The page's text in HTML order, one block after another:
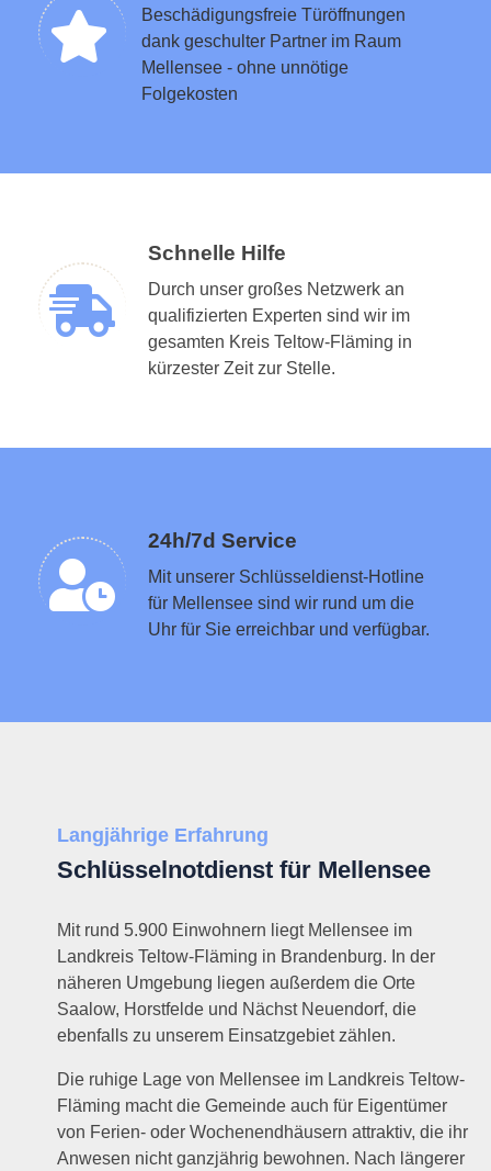
Beschädigungsfreie Türöffnungen
dank geschulter Partner im Raum
Mellensee - ohne unnötige
Folgekosten
Schnelle Hilfe
Durch unser großes Netzwerk an
qualifizierten Experten sind wir im
gesamten Kreis Teltow-Fläming in
kürzester Zeit zur Stelle.
24h/7d Service
Mit unserer Schlüsseldienst-Hotline
für Mellensee sind wir rund um die
Uhr für Sie erreichbar und verfügbar.
Schlüsseldienst in der Nähe vermitteln
Langjährige Erfahrung
Schlüsselnotdienst für Mellensee
Mit rund 5.900 Einwohnern liegt Mellensee im
Landkreis Teltow-Fläming in Brandenburg. In der
näheren Umgebung liegen außerdem die Orte
Saalow, Horstfelde und Nächst Neuendorf, die
ebenfalls zu unserem Einsatzgebiet zählen.
Die ruhige Lage von Mellensee im Landkreis Teltow-
Fläming macht die Gemeinde auch für Eigentümer
von Ferien- oder Wochenendhäusern attraktiv, die ihr
Anwesen nicht ganzjährig bewohnen. Nach längerer